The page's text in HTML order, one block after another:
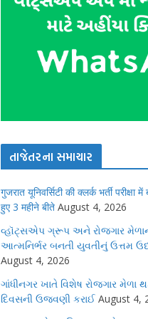
તાજેતરના સમાચાર
गुजरात यूनिवर्सिटी की क्लर्क भर्ती परीक्षा
हुए 3 महीने बीते August 4, 2026
વ્હૉટ્સએપ ગ્રૂપ અને રોજગાર
આત્મનિર્ભર બનતી યુવતીનું ઉત્તમ
August 4, 2026
ગાંધીનગર ખાતે વિશેષ રોજગાર મેળા
દિવસની ઉજવણી કરાઈ August 4,